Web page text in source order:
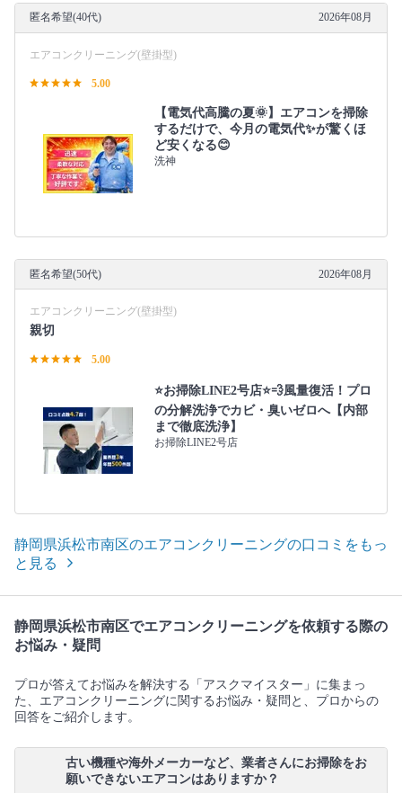
匿名希望(40代) 2026年08月
エアコンクリーニング(壁掛型)
5.00
【電気代高騰の夏🌞】エアコンを掃除
するだけで、今月の電気代✨が驚くほ
ど安くなる😊
洗神
匿名希望(50代) 2026年08月
エアコンクリーニング(壁掛型)
親切
5.00
⭐️お掃除LINE2号店⭐️💨風量復活！プロ
の分解洗浄でカビ・臭いゼロへ【内部
まで徹底洗浄】
お掃除LINE2号店
静岡県浜松市南区のエアコンクリーニングの口コミをもっ
と見る
静岡県浜松市南区でエアコンクリーニングを依頼する際の
お悩み・疑問
プロが答えてお悩みを解決する「アスクマイスター」に集まっ
た、エアコンクリーニングに関するお悩み・疑問と、プロからの
回答をご紹介します。
古い機種や海外メーカーなど、業者さんにお掃除をお
願いできないエアコンはありますか？